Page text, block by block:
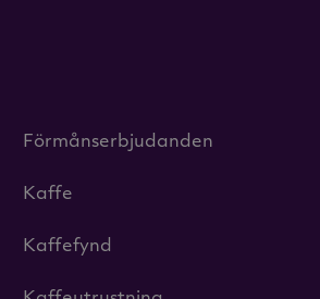
Förmånserbjudanden
Kaffe
Kaffefynd